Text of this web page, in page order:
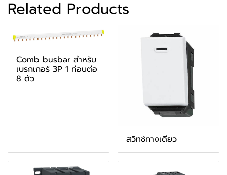
Related Products
Comb busbar สำหรับ
เบรกเกอร์ 3P 1 ท่อนต่อ
8 ตัว
สวิทช์ทางเดียว